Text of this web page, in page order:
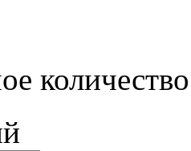
количество